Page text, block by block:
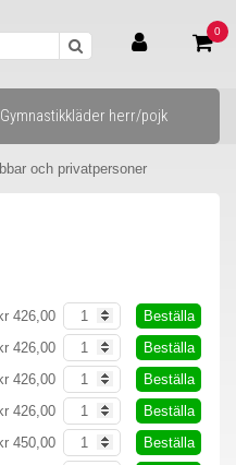
0
Gymnastikkläder herr/pojk
och privatpersoner
kr 426,00
Beställa
kr 426,00
Beställa
kr 426,00
Beställa
kr 426,00
Beställa
kr 450,00
Beställa